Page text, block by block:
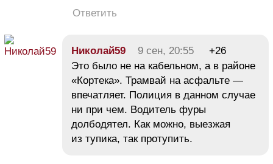
Ответить
Николай59 9 сен, 20:55
+26
Это было не на кабельном, а в районе
«Кортека». Трамвай на асфальте —
впечатляет. Полиция в данном случае
ни при чем. Водитель фуры
долбодятел. Как можно, выезжая
из тупика, так протупить.